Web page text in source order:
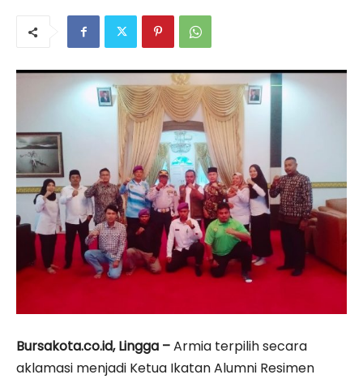
Bursakota.co.id, Lingga –Armia terpilih secara
aklamasi menjadi Ketua Ikatan Alumni Resimen